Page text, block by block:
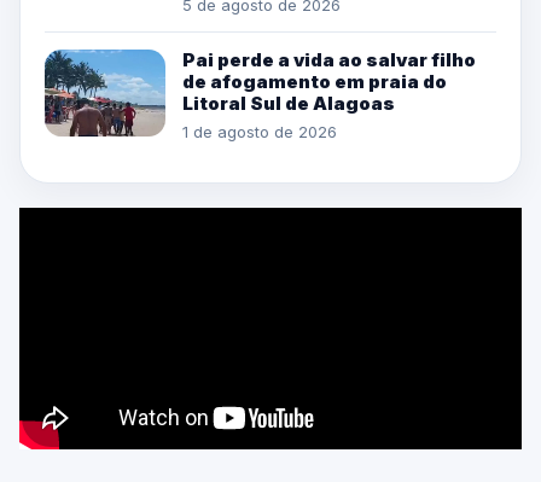
5 de agosto de 2026
Pai perde a vida ao salvar filho
de afogamento em praia do
Litoral Sul de Alagoas
1 de agosto de 2026